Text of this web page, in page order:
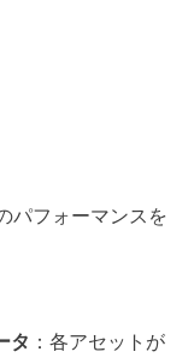
パフォーマンスを
タ ：各アセットが